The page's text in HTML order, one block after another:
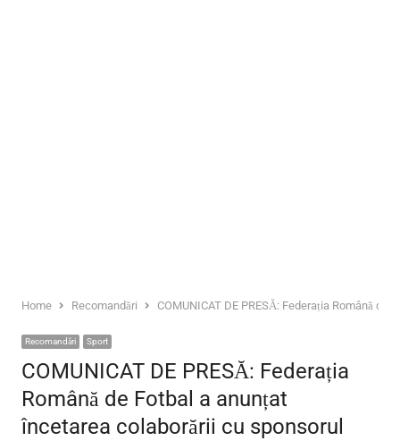
Home Recomandări COMUNICAT DE PRESĂ: Federația Română
Recomandări Sport
COMUNICAT DE PRESĂ: Federația
Română de Fotbal a anunțat
încetarea colaborării cu sponsorul